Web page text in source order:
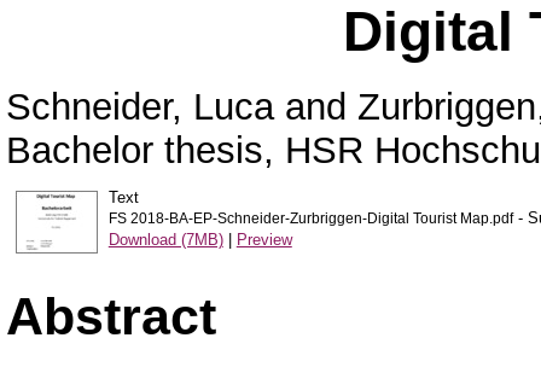
Digital
Schneider, Lucaand
Bachelor thesis, HSR
Text
FS 2018-BA-EP-Schneider-Zurbriggen-Digital Tourist Map.pdf-
Download (7MB)| Preview
Abstract